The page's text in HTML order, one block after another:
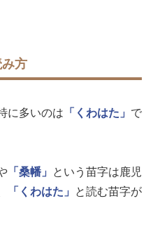
み方
に多いのは 「くわはた」 で
「桑幡」
という苗字は鹿児
「くわはた」
と読む苗字が